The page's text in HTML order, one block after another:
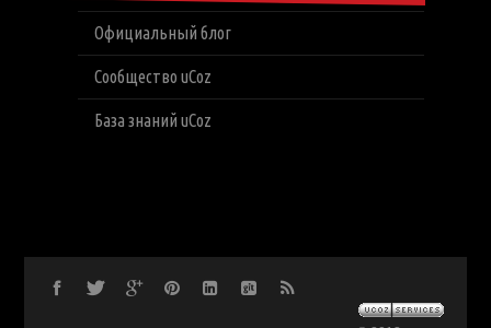
Официальный блог
Сообщество uCoz
База знаний uCoz